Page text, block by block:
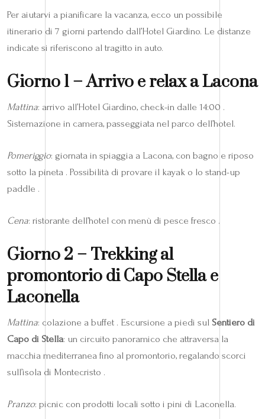
Per aiutarvi a pianificare la vacanza, ecco un possibile
itinerario di 7 giorni partendo dall’Hotel Giardino. Le distanze
indicate si riferiscono al tragitto in auto.
Giorno 1 – Arrivo e relax a Lacona
Mattina: arrivo all’Hotel Giardino, check-in dalle 14:00 .
Sistemazione in camera, passeggiata nel parco dell’hotel.
Pomeriggio: giornata in spiaggia a Lacona, con bagno e riposo
sotto la pineta . Possibilità di provare il kayak o lo stand-up
paddle .
Cena: ristorante dell’hotel con menù di pesce fresco .
Giorno 2 – Trekking al
promontorio di Capo Stella e
Laconella
Mattina: colazione a buffet . Escursione a piedi sul Sentiero di
Capo di Stella: un circuito panoramico che attraversa la
macchia mediterranea fino al promontorio, regalando scorci
sull’isola di Montecristo .
Pranzo: picnic con prodotti locali sotto i pini di Laconella.